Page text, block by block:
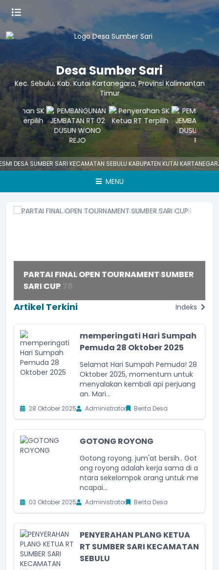
Desa Sumber Sari
Kec. Sebulu, Kab. Kutai Kartanegara, Provinsi Kalimantan
Timur
DESA SUMBER SARI KECAMATAN SEBULU KABUPATEN KUTAI KARTANEGARA
MENU
PARTAI FINAL OPEN TOURNAMENT SUMBER
SARI CUP
ZUMBA DAN JALAN SANTAI MENYAMBUT
HUT RI KE 78
Artikel Terkini Indeks
memperingati Hari Sumpah
Pemuda 28 Oktober 2025
Selamat Hari Sumpah Pemuda! 28
Oktober 2025, momentum untuk
menyalakan kembali api perjuang
an. Mari...
28 Oktober 2025 Administrator Berita Desa
GOTONG ROYONG
Gotong royong. jum'at bersih.. Got
ong royong adalah kerja sama di a
ntara sekelompok orang untuk me
ncapai...
03 Oktober 2025 Administrator Berita Desa
PENYERAHAN PLANG KETUA
RT SUMBER SARI KECAMATAN
SEBULU